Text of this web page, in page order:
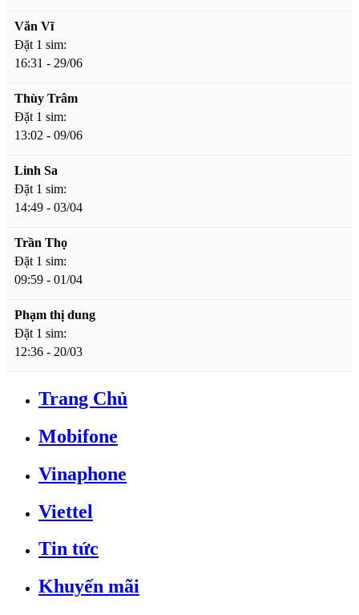
Văn Vĩ
Đặt 1 sim:
16:31 - 29/06
Thùy Trâm
Đặt 1 sim:
13:02 - 09/06
Linh Sa
Đặt 1 sim:
14:49 - 03/04
Trần Thọ
Đặt 1 sim:
09:59 - 01/04
Phạm thị dung
Đặt 1 sim:
12:36 - 20/03
Trang Chủ
Mobifone
Vinaphone
Viettel
Tin tức
Khuyến mãi